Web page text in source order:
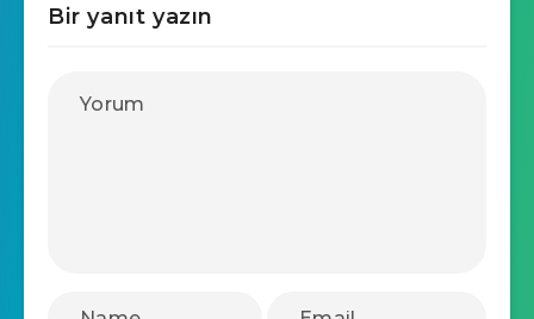
Bir yanıt yazın